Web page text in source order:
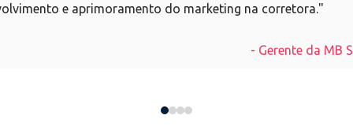
e aprimoramento do marketing na corretora."
- Gerente da MB
0123